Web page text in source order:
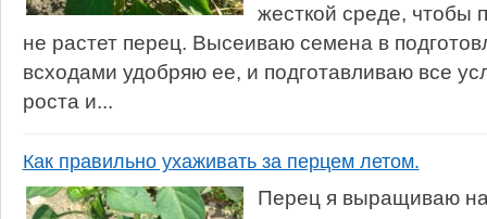
жесткой среде, чтобы
не растет перец. Высеиваю семена в
всходами удобряю ее, и подготавливаю все
роста и...
Как правильно ухаживать за перцем летом.
Перец я выращиваю